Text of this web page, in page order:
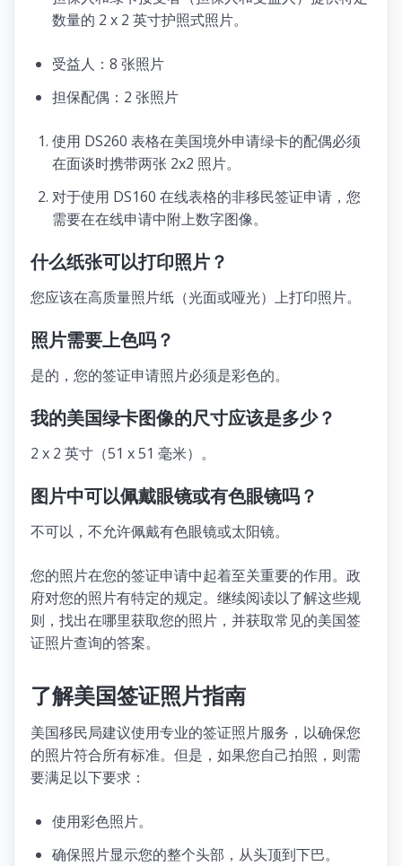
数量的 2 x 2 英寸护照式照片。
受益人：8 张照片
担保配偶：2 张照片
使用 DS260 表格在美国境外申请绿卡的配偶必须
在面谈时携带两张 2x2 照片。
对于使用 DS160 在线表格的非移民签证申请，您
需要在在线申请中附上数字图像。
什么纸张可以打印照片？
您应该在高质量照片纸（光面或哑光）上打印照片。
照片需要上色吗？
是的，您的签证申请照片必须是彩色的。
我的美国绿卡图像的尺寸应该是多少？
2 x 2 英寸（51 x 51 毫米）。
图片中可以佩戴眼镜或有色眼镜吗？
不可以，不允许佩戴有色眼镜或太阳镜。
您的照片在您的签证申请中起着至关重要的作用。政
府对您的照片有特定的规定。继续阅读以了解这些规
则，找出在哪里获取您的照片，并获取常见的美国签
证照片查询的答案。
了解美国签证照片指南
美国移民局建议使用专业的签证照片服务，以确保您
的照片符合所有标准。但是，如果您自己拍照，则需
要满足以下要求：
使用彩色照片。
确保照片显示您的整个头部，从头顶到下巴。